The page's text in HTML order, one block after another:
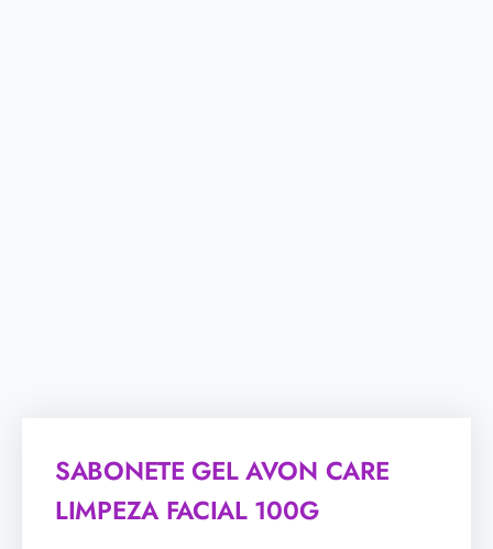
SABONETE GEL AVON CARE
LIMPEZA FACIAL 100G